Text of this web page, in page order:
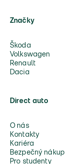
Značky
Škoda
Volkswagen
Renault
Dacia
Direct auto
O nás
Kontakty
Kariéra
Bezpečný nákup
Pro studenty